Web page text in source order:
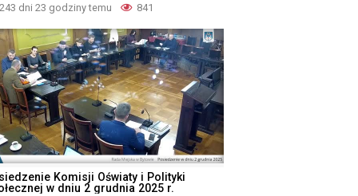
243 dni 23 godziny temu 841
Komisji Oświaty i Polityki
w dniu 2 grudnia 2025 r.